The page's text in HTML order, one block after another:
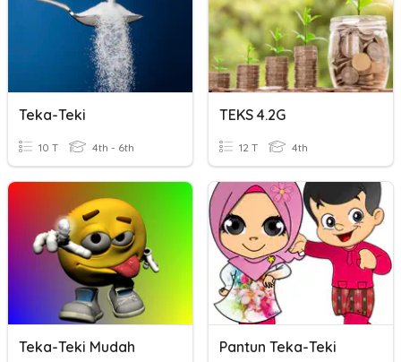
Teka-Teki
10 T 4th - 6th
TEKS 4.2G
12 T 4th
Teka-Teki Mudah Pantun Teka-Teki